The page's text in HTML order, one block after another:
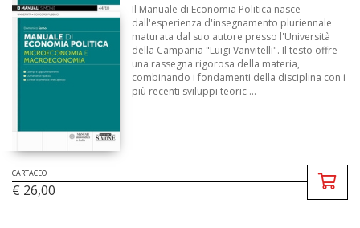
Il Manuale di Economia Politica nasce
dall'esperienza d'insegnamento pluriennale
maturata dal suo autore presso l'Università
della Campania "Luigi Vanvitelli". Il testo offre
una rassegna rigorosa della materia,
combinando i fondamenti della disciplina con i
più recenti sviluppi teoric ...
CARTACEO
€ 26,00